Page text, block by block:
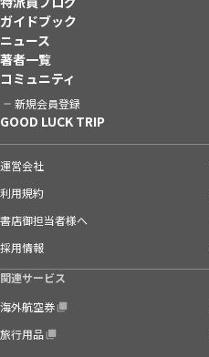
ガイドブック
ニュース
著者一覧
コミュニティ
新規会員登録
GOOD LUCK TRIP
運営会社
利用規約
書店御担当者様へ
採用情報
関連サービス
海外航空券
旅行用品